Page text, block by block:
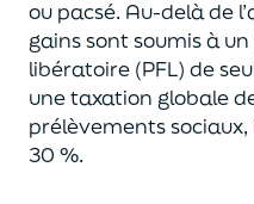
ou pacsé. Au-delàde
gains sont soumis à
libératoire (PFL) de
une taxation globale
prélèvements
30 %.